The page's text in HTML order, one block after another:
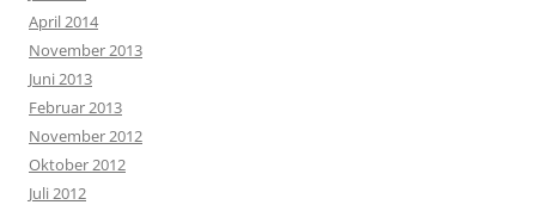
April 2014
November 2013
Juni 2013
Februar 2013
November 2012
Oktober 2012
Juli 2012